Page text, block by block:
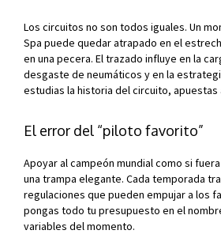
Los circuitos no son todos iguales. Un
Spa puede quedar atrapado en el
en una pecera. El trazado influye en la
desgaste de neumáticos y en la
estudias la historia del circuito, apuestas
El error del “piloto favorito”
Apoyar al campeón mundial como si
una trampa elegante. Cada temporada
regulaciones que pueden empujar a los
pongas todo tu presupuesto en el
variables del momento.